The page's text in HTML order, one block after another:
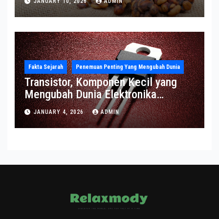
Fakta Sejarah Penemuan Penting Yang Mengubah Dunia
Transistor, Komponen Kecil yang
Mengubah Dunia Elektronika
Modern
JANUARY 4, 2026 ADMIN